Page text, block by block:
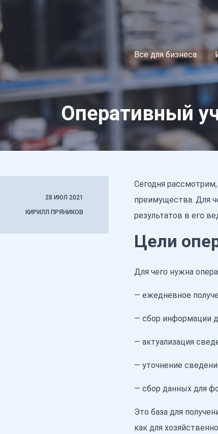
Все для бизнеса
Оперативный
28 ИЮЛ 2021
КИРИЛЛ ПРЯНИКОВ
Сегодня
преимущества. Для
результатов в его
Цели
Для чего нужна
— ежедневное
— сбор информации
— актуализация
— уточнение
— сбор данных для
Это база для
как для